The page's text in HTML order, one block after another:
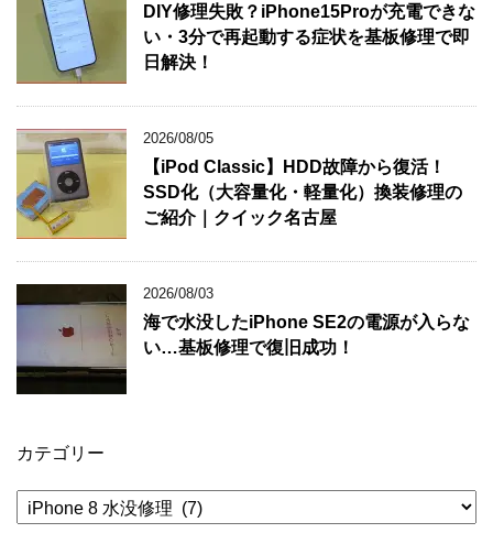
DIY修理失敗？iPhone15Proが充電できな
い・3分で再起動する症状を基板修理で即
日解決！
2026/08/05
【iPod Classic】HDD故障から復活！
SSD化（大容量化・軽量化）換装修理の
ご紹介｜クイック名古屋
2026/08/03
海で水没したiPhone SE2の電源が入らな
い…基板修理で復旧成功！
カテゴリー
カ
テ